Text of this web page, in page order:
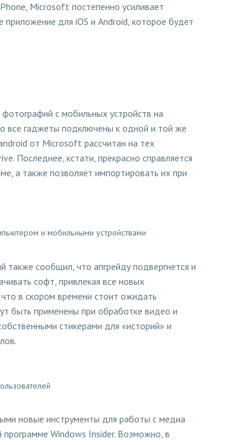
Microsoft постепенно усиливает
для iOS и Android, которое будет
с мобильных устройств на
все гаджеты подключены к одной и той же
от Microsoft рассчитан на тех
Последнее, кстати, прекрасно справляется
а также позволяет импортировать их при
и мобильными устройствами
также сообщил, что апгрейду подвергнется и
софт, привлекая все новых
в скором времени стоит ожидать
быть применены при обработке видео и
стикерами для «историй» и
новые инструменты для работы с медиа
программе Windows Insider. Возможно, в